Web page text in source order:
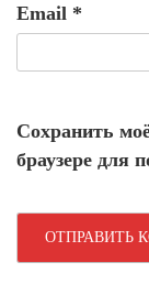
Email *
Сохранить
браузере для